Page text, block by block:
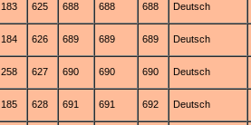
183 625 688 688 688 Deutsch
184 626 689 689 689 Deutsch
258 627 690 690 690 Deutsch
185 628 691 691 692 Deutsch